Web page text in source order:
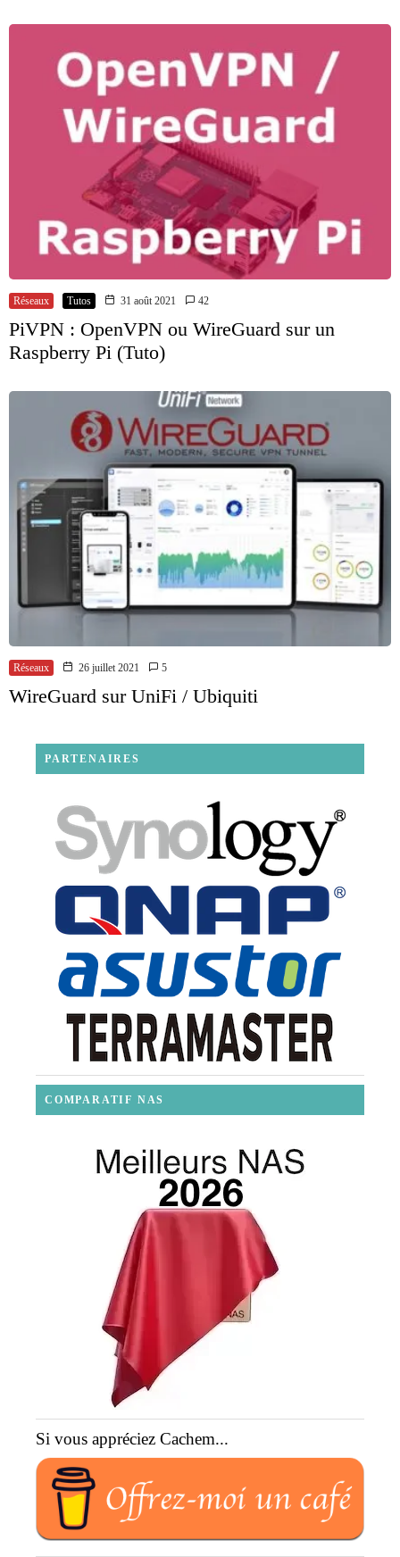
Réseaux Tutos 31 août 2021 42
PiVPN : OpenVPN ou WireGuard sur un
Raspberry Pi (Tuto)
Réseaux 26 juillet 2021 5
WireGuard sur UniFi / Ubiquiti
PARTENAIRES
COMPARATIF NAS
Si vous appréciez Cachem...